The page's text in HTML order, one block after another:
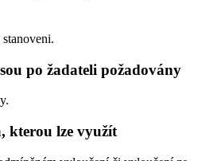
po žadateli požadovány
kterou lze využít